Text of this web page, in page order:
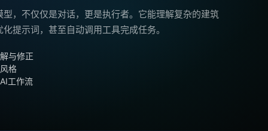
型，不仅仅是对话，更是执行者。它能理解复杂的建筑
提示词，甚至自动调用工具完成任务。
与修正
格
工作流